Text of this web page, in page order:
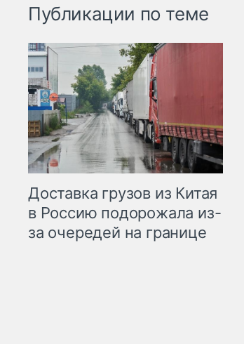
Публикации по теме
Доставка грузов из Китая
в Россию подорожала из-
за очередей на границе